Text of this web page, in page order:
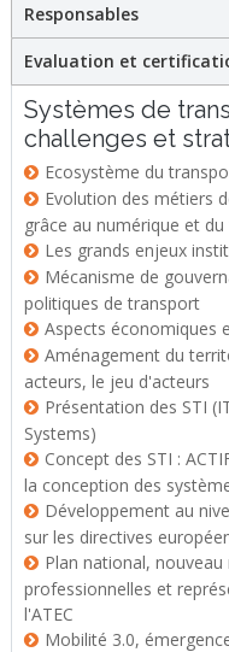
Responsables
Evaluation et
Systèmes de
challenges et
Ecosystème du
Evolution des métiers
grâce au numérique et
Les grands enjeux
Mécanisme de
politiques de transport
Aspects économiques
Aménagement du
acteurs, le jeu d'acteurs
Présentation des STI
Systems)
Concept des STI :
la conception des
Développement au
sur les directives
Plan national,
professionnelles et
l'ATEC
Mobilité 3.0,